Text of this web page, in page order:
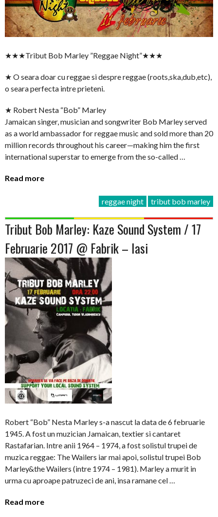
★★★Tribut Bob Marley ”Reggae Night”★★★
★ O seara doar cu reggae si despre reggae (roots,ska,dub,etc),
o seara perfecta intre prieteni.
★ Robert Nesta “Bob” Marley
Jamaican singer, musician and songwriter Bob Marley served
as a world ambassador for reggae music and sold more than 20
million records throughout his career—making him the first
international superstar to emerge from the so-called …
Read more
reggae night tribut bob marley
Tribut Bob Marley: Kaze Sound System / 17
Februarie 2017 @ Fabrik – Iasi
Robert “Bob” Nesta Marley s-a nascut la data de 6 februarie
1945. A fost un muzician Jamaican, textier si cantaret
Rastafarian. Intre anii 1964 – 1974, a fost solistul trupei de
muzica reggae: The Wailers iar mai apoi, solistul trupei Bob
Marley&the Wailers (intre 1974 – 1981). Marley a murit in
urma cu aproape patruzeci de ani, insa ramane cel …
Read more